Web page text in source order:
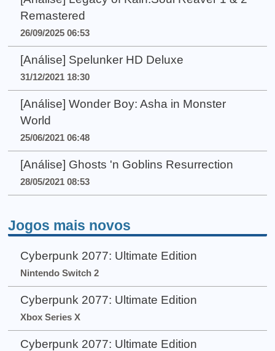
Remastered
26/09/2025 06:53
[Análise] Spelunker HD Deluxe
31/12/2021 18:30
[Análise] Wonder Boy: Asha in Monster
World
25/06/2021 06:48
[Análise] Ghosts 'n Goblins Resurrection
28/05/2021 08:53
Jogos mais novos
Cyberpunk 2077: Ultimate Edition
Nintendo Switch 2
Cyberpunk 2077: Ultimate Edition
Xbox Series X
Cyberpunk 2077: Ultimate Edition